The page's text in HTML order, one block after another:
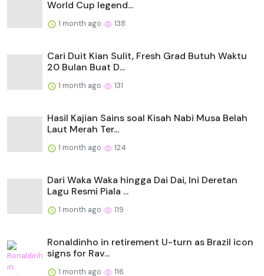
World Cup legend...
1 month ago 138
Cari Duit Kian Sulit, Fresh Grad Butuh Waktu
20 Bulan Buat D...
1 month ago 131
Hasil Kajian Sains soal Kisah Nabi Musa Belah
Laut Merah Ter...
1 month ago 124
Dari Waka Waka hingga Dai Dai, Ini Deretan
Lagu Resmi Piala ...
1 month ago 119
Ronaldinho in retirement U-turn as Brazil icon
signs for Rav...
1 month ago 116